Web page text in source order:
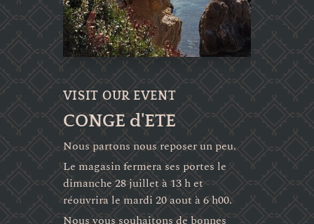
VISIT OUR EVENT
CONGE d'ETE
Nous partons nous reposer un peu.
Le magasin fermera ses portes le
dimanche 28 juillet à 13 h et
réouvrira le mardi 20 aout à 6 h00.
Nous vous souhaitons de bonnes